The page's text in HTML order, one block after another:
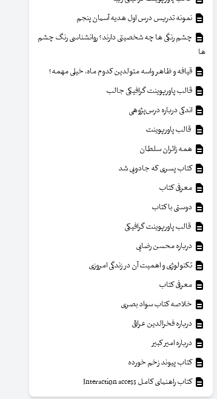
نمونه تدریس درس اول هدیه آسمان پنجم
چشم رنگی ها چه شخصیتی دارند؟ روانشناسی رنگ چشم
ها
قیافه و ظاهر واسه متولدین کدوم ماه، خیلی مهمه؟
قالب پاورپوینت گرافیکی جالب
اندکی درباره درس‌پژوهی
قالب پاورپوینت
همه زائران سلطان
کتاب پسری که جادویی شد
معرفی کتاب
دوستی با کتاب
قالب پاورپوینت گرافیکی
درباره محسن رضایی
تکنولوژی و اهمیت آن در زندگی امروزی
معرفی کتاب
خلاصه کتاب سواد بصری
درباره فخرالدین عراقی
درباره امیر کبیر
کتاب پیوند زخم خورده
کتاب راهنمای کامل Interaction access